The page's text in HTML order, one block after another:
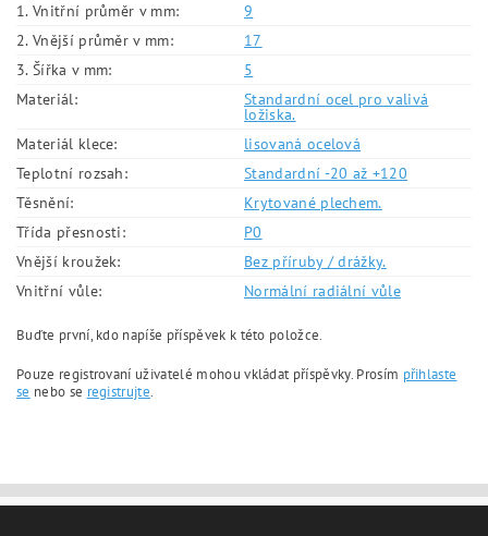
1. Vnitřní průměr v mm:
9
2. Vnější průměr v mm:
17
3. Šířka v mm:
5
Materiál:
Standardní ocel pro valivá
ložiska.
Materiál klece:
lisovaná ocelová
Teplotní rozsah:
Standardní -20 až +120
Těsnění:
Krytované plechem.
Třída přesnosti:
P0
Vnější kroužek:
Bez příruby / drážky.
Vnitřní vůle:
Normální radiální vůle
Buďte první, kdo napíše příspěvek k této položce.
Pouze registrovaní uživatelé mohou vkládat příspěvky. Prosím přihlaste
se nebo se registrujte.